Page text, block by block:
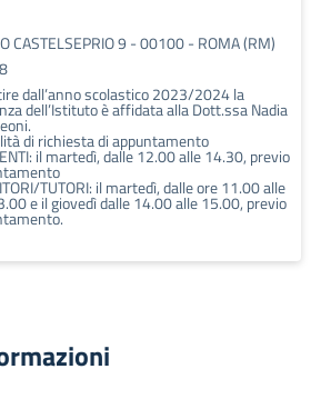
CASTELSEPRIO 9 - 00100 - ROMA (RM)
dall’anno scolastico 2023/2024 la
dell’Istituto è affidata alla Dott.ssa Nadia
di richiesta di appuntamento
il martedì, dalle 12.00 alle 14.30, previo
TUTORI: il martedì, dalle ore 11.00 alle
e il giovedì dalle 14.00 alle 15.00, previo